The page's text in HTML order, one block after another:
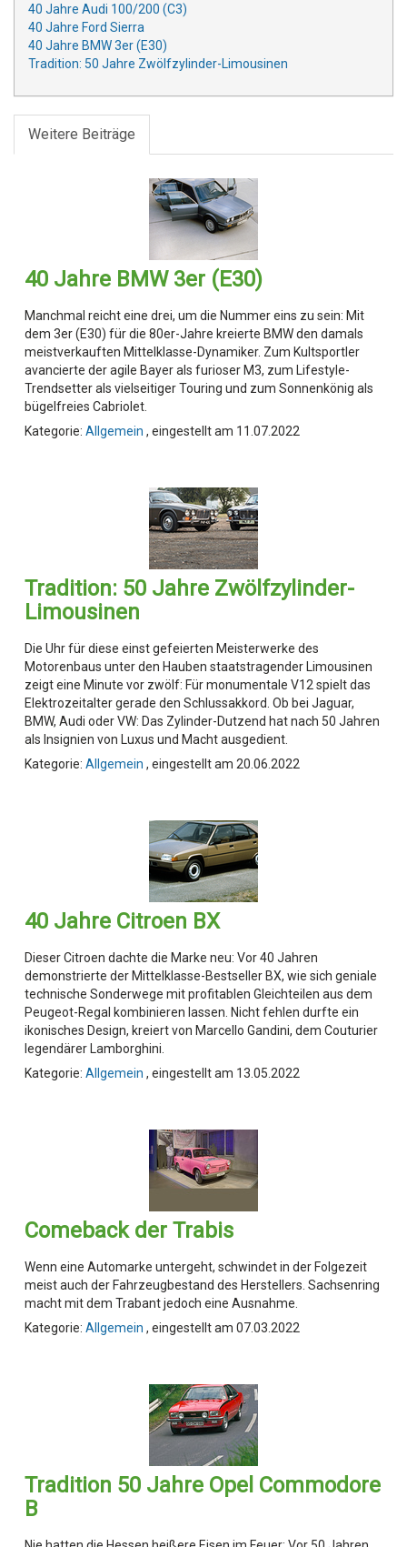
40 Jahre Audi 100/200 (C3)
40 Jahre Ford Sierra
40 Jahre BMW 3er (E30)
Tradition: 50 Jahre Zwölfzylinder-Limousinen
Weitere Beiträge
40 Jahre BMW 3er (E30)
Manchmal reicht eine drei, um die Nummer eins zu sein: Mit
dem 3er (E30) für die 80er-Jahre kreierte BMW den damals
meistverkauften Mittelklasse-Dynamiker. Zum Kultsportler
avancierte der agile Bayer als furioser M3, zum Lifestyle-
Trendsetter als vielseitiger Touring und zum Sonnenkönig als
bügelfreies Cabriolet.
Kategorie: Allgemein , eingestellt am 11.07.2022
Tradition: 50 Jahre Zwölfzylinder-
Limousinen
Die Uhr für diese einst gefeierten Meisterwerke des
Motorenbaus unter den Hauben staatstragender Limousinen
zeigt eine Minute vor zwölf: Für monumentale V12 spielt das
Elektrozeitalter gerade den Schlussakkord. Ob bei Jaguar,
BMW, Audi oder VW: Das Zylinder-Dutzend hat nach 50 Jahren
als Insignien von Luxus und Macht ausgedient.
Kategorie: Allgemein , eingestellt am 20.06.2022
40 Jahre Citroen BX
Dieser Citroen dachte die Marke neu: Vor 40 Jahren
demonstrierte der Mittelklasse-Bestseller BX, wie sich geniale
technische Sonderwege mit profitablen Gleichteilen aus dem
Peugeot-Regal kombinieren lassen. Nicht fehlen durfte ein
ikonisches Design, kreiert von Marcello Gandini, dem Couturier
legendärer Lamborghini.
Kategorie: Allgemein , eingestellt am 13.05.2022
Comeback der Trabis
Wenn eine Automarke untergeht, schwindet in der Folgezeit
meist auch der Fahrzeugbestand des Herstellers. Sachsenring
macht mit dem Trabant jedoch eine Ausnahme.
Kategorie: Allgemein , eingestellt am 07.03.2022
Tradition 50 Jahre Opel Commodore
B